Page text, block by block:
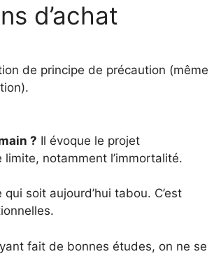
d’achat
de principe de précaution (même
? Il évoque le projet
notamment l’immortalité.
soit aujourd’hui tabou. C’est
fait de bonnes études, on ne se